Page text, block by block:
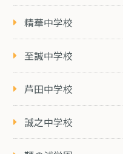
精華中学校
至誠中学校
芦田中学校
誠之中学校